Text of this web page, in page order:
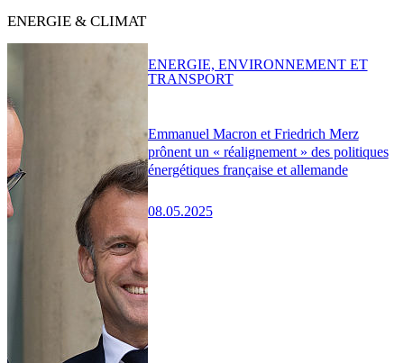
ENERGIE & CLIMAT
Emmanuel Macron et Friedrich Merz
prônent un « réalignement » des politiques
énergétiques française et allemande
08.05.2025
ENERGIE, ENVIRONNEMENT ET
TRANSPORT